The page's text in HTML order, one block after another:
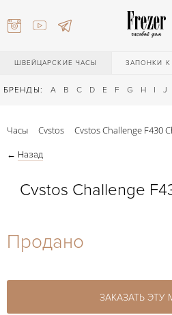
ШВЕЙЦАРСКИЕ ЧАСЫ ЗАПОНКИ К
БРЕНДЫ: A B C D E F G H I J
27-44
27-44
Часы Cvstos Cvstos Challenge F430
← Назад
Cvstos Challenge
Продано
ЗАКАЗАТЬ ЭТУ